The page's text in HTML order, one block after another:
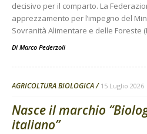
decisivo per il comparto. La
apprezzamento per l’impegno del
Sovranità Alimentare e delle Foreste
Di Marco Pederzoli
AGRICOLTURA BIOLOGICA 15 Luglio 2026
Nasce il marchio
italiano”